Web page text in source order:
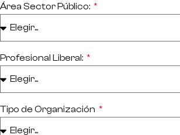
Área Sector Público:
Profesional Liberal:
Tipo de Organización